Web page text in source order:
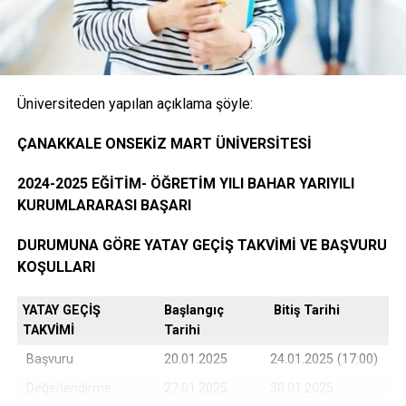
öğrencinin ayrılacağı kurumda okuduğu bütün
dersleri ve bu derslerden aldığı notları gösteren
belge.( E-Devlet, Elektronik imza ya da Islak İmzalı)
Öğrencinin yerleştiği yıldaki LYS ve ÖSYS Sonuç
ÖSYM Yerleştirme Belgesi. (İnternet çıktısı)
DGS ile yerleşen öğrencilerin DGS Sonuç belgesi
Üniversiteden yapılan açıklama şöyle:
ÇANAKKALE ONSEKİZ MART ÜNİVERSİTESİ
2024-2025 EĞİTİM- ÖĞRETİM YILI BAHAR YARIYILI
KURUMLARARASI BAŞARI
DURUMUNA GÖRE YATAY GEÇİŞ TAKVİMİ VE BAŞVURU
KOŞULLARI
YATAY GEÇİŞ
TAKVİMİ
Başlangıç
Tarihi
Bitiş Tarihi
Başvuru 20.01.2025
24.01.2025 (17:00)